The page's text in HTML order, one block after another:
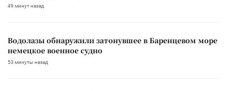
49 минут назад
Водолазы обнаружили затонувшее в Баренцевом море
немецкое военное судно
53 минуты назад